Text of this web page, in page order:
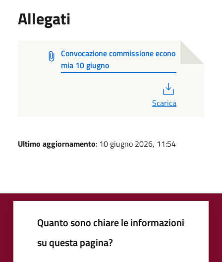
Allegati
Convocazione commissione econo
mia 10 giugno
Scarica
Ultimo aggiornamento: 10 giugno 2026, 11:54
Quanto sono chiare le informazioni
su questa pagina?